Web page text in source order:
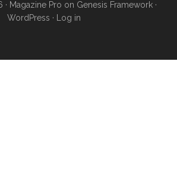
· Magazine Pro on Genesis Framework·
WordPress · Log in